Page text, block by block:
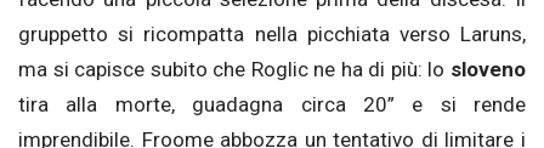
gruppetto si ricompatta nella picchiata verso Laruns,
ma si capisce subito che Roglic ne ha di più: lo sloveno
tira alla morte, guadagna circa 20” e si rende
imprendibile. Froome abbozza un tentativo di limitare i